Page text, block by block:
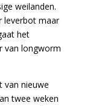
weilanden.
leverbot maar
het
van longworm
van nieuwe
twee weken